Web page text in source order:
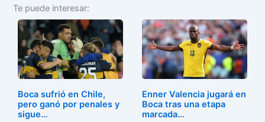
c
e
b
o
o
k
st
o
d
o
n
ai
l
m
p
ar
tir
Te puede interesar:
Boca sufrió en Chile,
pero ganó por penales y
sigue…
Enner Valencia jugará en
Boca tras una etapa
marcada…